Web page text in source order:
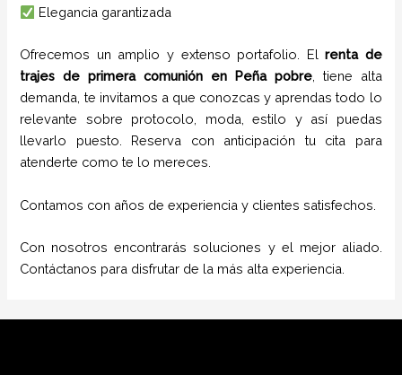
Elegancia garantizada
Ofrecemos un amplio y extenso portafolio. Elrenta de
trajes de primera comunión en Peña pobre, tiene alta
demanda, te invitamos a que conozcas y aprendas todo lo
relevante sobre protocolo, moda, estilo y así puedas
llevarlo puesto. Reserva con anticipación tu cita para
atenderte como te lo mereces.
Contamos con años de experiencia y clientes satisfechos.
Con nosotros encontrarás soluciones y el mejor aliado.
Contáctanos para disfrutar de la más alta experiencia.